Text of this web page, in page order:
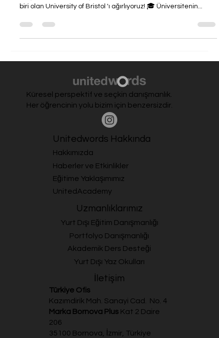
28 Şubat Cuma , Birleşik Krallık’ın en prestijli üniversitelerinden
Küresel perspektif ve seçkin danışmanlık.
Her öğrencinin yolu bizim için benzersizdir.
Yurt Dışı Eğitim Danışmanlığı
Portfolyo Danışmanlığı
Akademik Ders Desteği
Uzmanlıklarımız
Unitedwords Hakkında
Hakkımızda
Eğitime Yaklaşımımız
Haberler ve Etkinlikler
Türkiye Ofis
Kazımdirik Mah. Sanayi Cad. No. 4
Marka Bornova Plus
206